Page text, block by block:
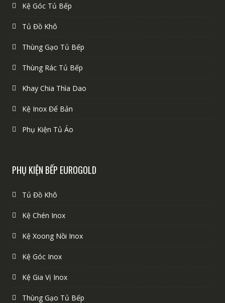
Kệ Góc Tủ Bếp
Tủ Đồ Khô
Thùng Gạo Tủ Bếp
Thùng Rác Tủ Bếp
Khay Chia Thìa Dao
Kệ Inox Để Bản
Phụ Kiện Tủ Áo
PHỤ KIỆN BẾP EUROGOLD
Tủ Đồ Khô
Kệ Chén Inox
Kệ Xoong Nồi Inox
Kệ Góc Inox
Kệ Gia Vị Inox
Thùng Gạo Tủ Bếp